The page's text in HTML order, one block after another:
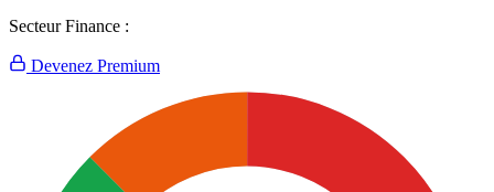
Secteur Finance :
Devenez Premium